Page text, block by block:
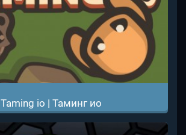
Taming io | Таминг ио